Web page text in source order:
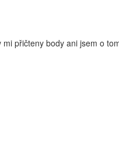
přičteny body ani jsem o